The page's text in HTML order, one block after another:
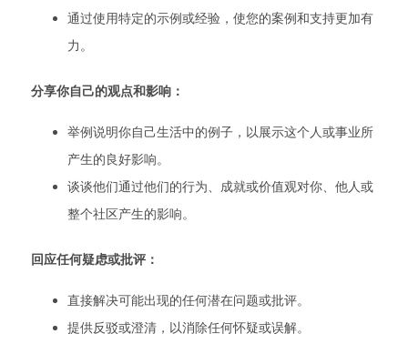
通过使用特定的示例或经验，使您的案例和支持更加有
力。
分享你自己的观点和影响：
举例说明你自己生活中的例子，以展示这个人或事业所
产生的良好影响。
谈谈他们通过他们的行为、成就或价值观对你、他人或
整个社区产生的影响。
回应任何疑虑或批评：
直接解决可能出现的任何潜在问题或批评。
提供反驳或澄清，以消除任何怀疑或误解。